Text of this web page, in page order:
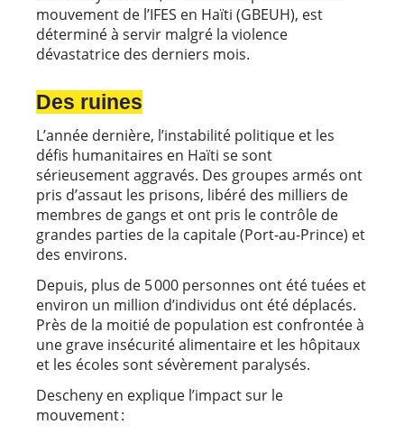
mouvement de l’IFES en Haïti (GBEUH), est
déterminé à servir malgré la violence
dévastatrice des derniers mois.
Des ruines
L’année dernière, l’instabilité politique et les
défis humanitaires en Haïti se sont
sérieusement aggravés. Des groupes armés ont
pris d’assaut les prisons, libéré des milliers de
membres de gangs et ont pris le contrôle de
grandes parties de la capitale (Port-au-Prince) et
des environs.
Depuis, plus de 5 000 personnes ont été tuées et
environ un million d’individus ont été déplacés.
Près de la moitié de population est confrontée à
une grave insécurité alimentaire et les hôpitaux
et les écoles sont sévèrement paralysés.
Descheny en explique l’impact sur le
mouvement :